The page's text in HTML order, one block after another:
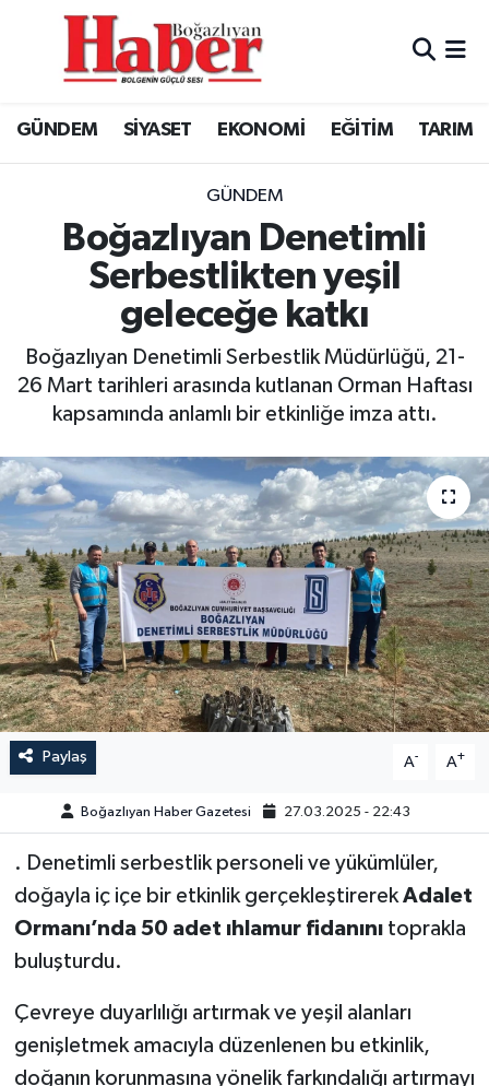
GÜNDEM SİYASET EKONOMİ EĞİTİM TARIM
GÜNDEM
Boğazlıyan Denetimli
Serbestlikten yeşil
geleceğe katkı
Boğazlıyan Denetimli Serbestlik Müdürlüğü, 21-
26 Mart tarihleri arasında kutlanan Orman Haftası
kapsamında anlamlı bir etkinliğe imza attı.
Paylaş A- A+
Boğazlıyan Haber Gazetesi 27.03.2025 - 22:43
. Denetimli serbestlik personeli ve yükümlüler,
doğayla iç içe bir etkinlik gerçekleştirerekAdalet
Ormanı’nda 50 adet ıhlamur fidanınıtoprakla
buluşturdu.
Çevreye duyarlılığı artırmak ve yeşil alanları
genişletmek amacıyla düzenlenen bu etkinlik,
doğanın korunmasına yönelik farkındalığı artırmayı
GÜNDEM
SİYASET
EĞİTİM
SPOR
Foto Galeri
Video
Yazarlar
GÜNDEM
EKONOMİ
EĞİTİM
Boğazlıyan Hava Durumu
Boğazlıyan Trafik Yoğunluk Haritası
TFF 3.Lig 3.Grup Puan Durumu ve Fikstür
Tüm Manşetler
Son Dakika Haberleri
Haber Arşivi